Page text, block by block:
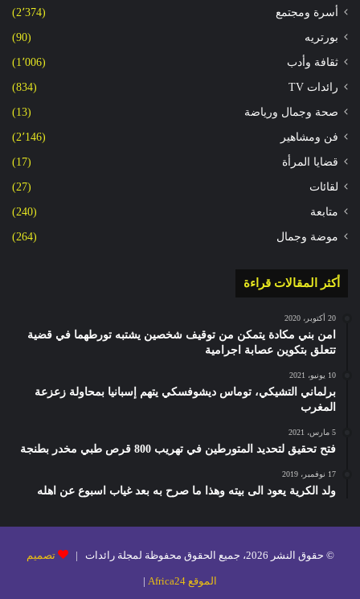
أسرة ومجتمع (2٬374)
بورتريه (90)
ثقافة وأدب (1٬006)
رائدات TV (834)
صحة وجمال ورياضة (13)
فن ومشاهير (2٬146)
قضايا المرأة (17)
لقائات (27)
متابعة (240)
موضة وجمال (264)
أكثر المقالات قراءة
20 أكتوبر، 2020
امن بني مكادة يتمكن من توقيف شخصين يشتبه تورطهما في قضية
تتعلق بتكوين عصابة اجرامية
10 يونيو، 2021
برلماني التشيكي، توماس ديشوفسكي يتهم إسبانيا بمحاولة زعزعة
المغرب
5 مارس، 2021
فتح تحقيق لتحديد المتورطين في تهريب 800 قرص طبي مخدر بطنجة
17 نوفمبر، 2019
ولد الكرية يعود الى بيته وهذا ما صرح به بعد غياب اسبوع عن اهله
© حقوق النشر 2026، جميع الحقوق محفوظة لمجلة رائدات | تصميم
الموقع Africa24 |